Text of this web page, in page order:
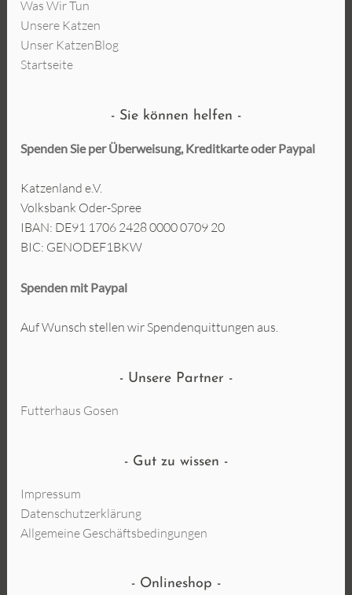
Was Wir Tun
Unsere Katzen
Unser KatzenBlog
Startseite
Sie können helfen
Spenden Sie per Überweisung, Kreditkarte oderPaypal
Katzenland e.V.
Volksbank Oder-Spree
IBAN: DE91 1706 2428 0000 0709 20
BIC: GENODEF1BKW
Spenden mit Paypal
Auf Wunsch stellen wir Spendenquittungen aus.
Unsere Partner
Futterhaus Gosen
Gut zu wissen
Impressum
Datenschutzerklärung
Allgemeine Geschäftsbedingungen
Onlineshop